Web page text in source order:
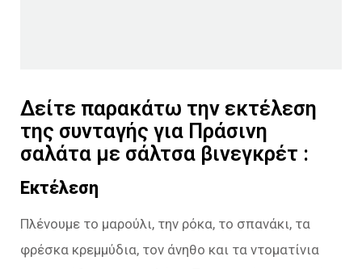
Δείτε παρακάτω την εκτέλεση
της συνταγής για Πράσινη
σαλάτα με σάλτσα βινεγκρέτ :
Εκτέλεση
Πλένουμε το μαρούλι, την ρόκα, το σπανάκι, τα
φρέσκα κρεμμύδια, τον άνηθο και τα ντοματίνια